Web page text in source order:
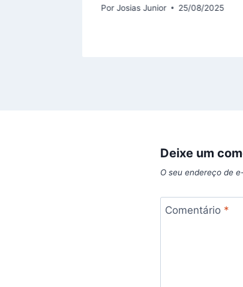
PorJosias Junior 25/08/2025
Deixe um
O seu endereço de
Comentário *